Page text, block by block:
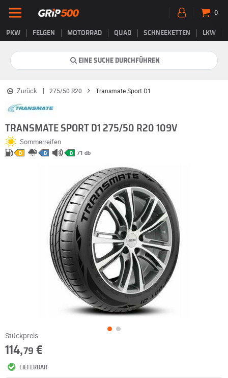
PKW FELGEN MOTORRAD QUAD SCHNEEKETTEN LKW
0
EINE SUCHE DURCHFÜHREN
Zurück 275/50 R20 Transmate Sport D1
TRANSMATE SPORT D1 275/50 R20 109V
Sommerreifen
D B B 71 db
Stückpreis
114,79 €
LIEFERBAR